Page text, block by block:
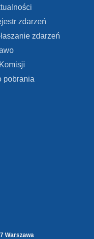
zdarzeń
zdarzeń
pobrania
Warszawa